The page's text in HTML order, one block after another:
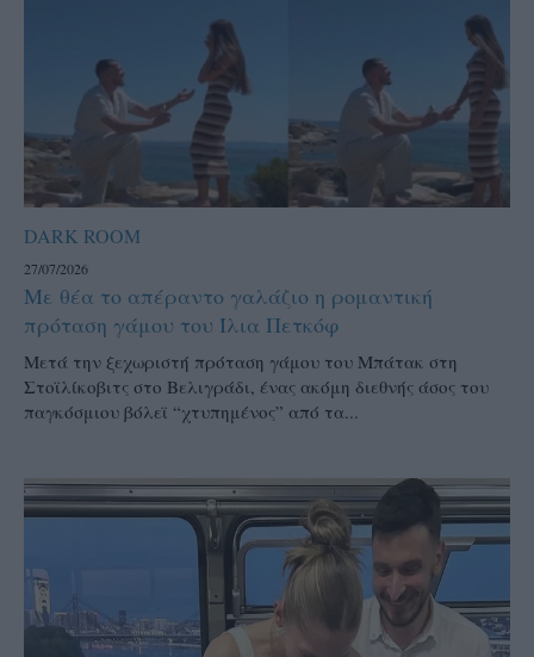
DARK ROOM
27/07/2026
Με θέα το απέραντο γαλάζιο η ρομαντική
πρόταση γάμου του Ίλια Πετκόφ
Μετά την ξεχωριστή πρόταση γάμου του Μπάτακ στη
Στοϊλίκοβιτς στο Βελιγράδι, ένας ακόμη διεθνής άσος του
παγκόσμιου βόλεϊ “χτυπημένος” από τα...